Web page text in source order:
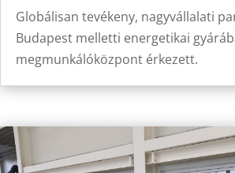
Globálisan tevékeny, nagyvállalati
Budapest melletti energetikai
megmunkálóközpont érkezett.